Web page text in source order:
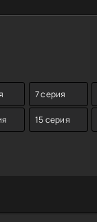
7 серия
15 серия